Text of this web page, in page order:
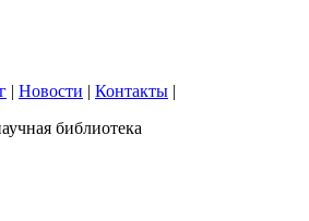
| Новости | Контакты |
библиотека